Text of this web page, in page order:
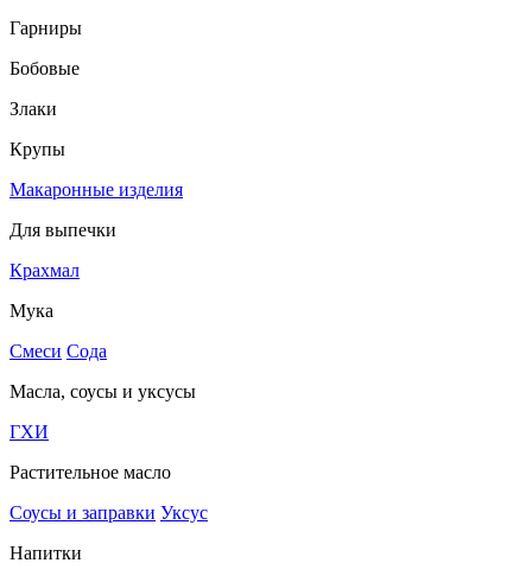
Гарниры
Бобовые
Злаки
Крупы
Макаронные изделия
Для выпечки
Крахмал
Мука
Смеси Сода
Масла, соусы и уксусы
ГХИ
Растительное масло
Соусы и заправки Уксус
Напитки